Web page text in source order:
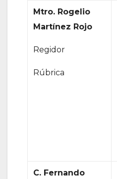
Mtro. Rogelio
Martínez Rojo
Regidor
Rúbrica
C. Fernando